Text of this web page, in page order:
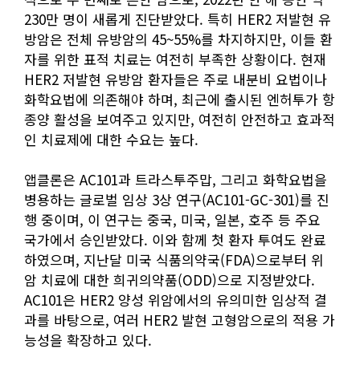
230만 명이 새롭게 진단받았다. 특히 HER2 저발현 유
방암은 전체 유방암의 45~55%를 차지하지만, 이들 환
자를 위한 표적 치료는 여전히 부족한 상황이다. 현재
HER2 저발현 유방암 환자들은 주로 내분비 요법이나
화학요법에 의존해야 하며, 최근에 출시된 엔허투가 항
종양 활성을 보여주고 있지만, 여전히 안전하고 효과적
인 치료제에 대한 수요는 높다.
앱클론은 AC101과 트라스투주맙, 그리고 화학요법을
병용하는 글로벌 임상 3상 연구(AC101-GC-301)를 진
행 중이며, 이 연구는 중국, 미국, 일본, 호주 등 주요
국가에서 승인받았다. 이와 함께 첫 환자 투여도 완료
하였으며, 지난달 미국 식품의약국(FDA)으로부터 위
암 치료에 대한 희귀의약품(ODD)으로 지정받았다.
AC101은 HER2 양성 위암에서의 유의미한 임상적 결
과를 바탕으로, 여러 HER2 발현 고형암으로의 적용 가
능성을 확장하고 있다.